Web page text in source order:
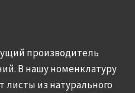
производитель
В нашу номенклатуру
листы из натурального